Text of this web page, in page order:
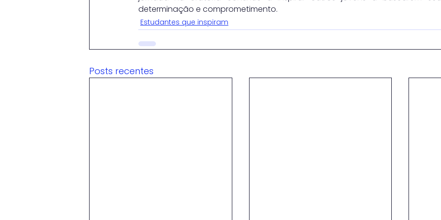
determinação e comprometimento.
Estudantes que inspiram
Posts recentes